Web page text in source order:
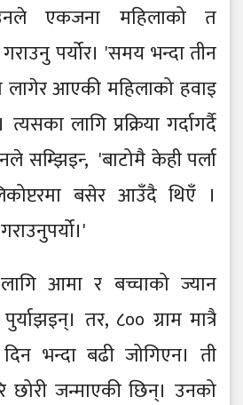
एकजना महिलाको त
पर्योर। 'समय भन्दा तीन
लागेर आएकी महिलाको हवाइ
त्यसका लागि प्रक्रिया गर्दागर्दै
सम्झिइन्‍, 'बाटोमै केही पर्ला
बसेर आउँदै थिएँ ।
आमा र बच्चाको ज्यान
तर, ८०० ग्राम मात्रै
भन्दा बढी जोगिएन। ती
जन्माएकी छिन्। उनको